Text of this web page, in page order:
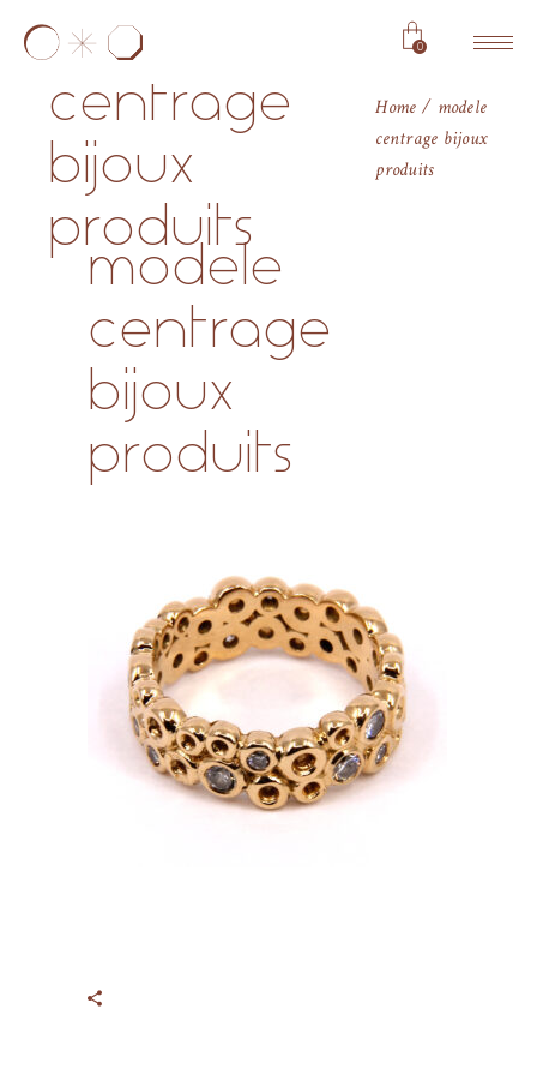
0
modele
centrage
bijoux
produits
Home
modele
centrage bijoux
produits
modele
centrage
bijoux
produits